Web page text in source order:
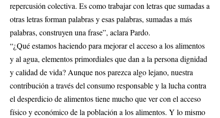
repercusión colectiva. Es como trabajar con letras que sumadas a
otras letras forman palabras y esas palabras, sumadas a más
palabras, construyen una frase”, aclara Pardo.
“¿Qué estamos haciendo para mejorar el acceso a los alimentos
y al agua, elementos primordiales que dan a la persona dignidad
y calidad de vida? Aunque nos parezca algo lejano, nuestra
contribución a través del consumo responsable y la lucha contra
el desperdicio de alimentos tiene mucho que ver con el acceso
físico y económico de la población a los alimentos. Y lo mismo